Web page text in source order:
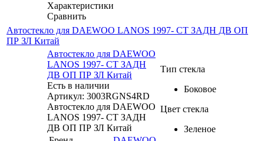
Характеристики
Сравнить
Автостекло для DAEWOO LANOS 1997- СТ ЗАДН ДВ ОП
ПР ЗЛ Китай
Автостекло для DAEWOO
LANOS 1997- СТ ЗАДН
ДВ ОП ПР ЗЛ Китай
Есть в наличии
Артикул: 3003RGNS4RD
Автостекло для DAEWOO
LANOS 1997- СТ ЗАДН
ДВ ОП ПР ЗЛ Китай
Тип стекла
Боковое
Цвет стекла
Зеленое